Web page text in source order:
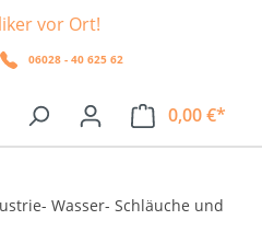
vor Ort!
06028 - 40 625 62
0,00 €*
Wasser- Schläuche und